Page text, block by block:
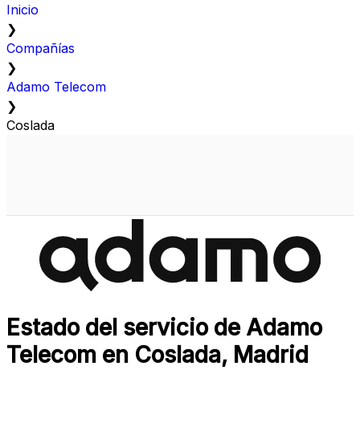
Inicio
❯
Compañías
❯
Adamo Telecom
❯
Coslada
Estado del servicio de Adamo
Telecom en Coslada, Madrid